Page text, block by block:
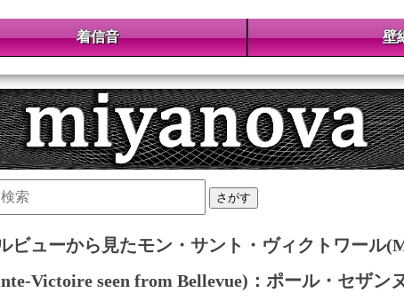
着信音 壁
さがす
ビューから見たモン・サント・ヴィクトワール
Victoire seen from Bellevue)：ポール・セザン